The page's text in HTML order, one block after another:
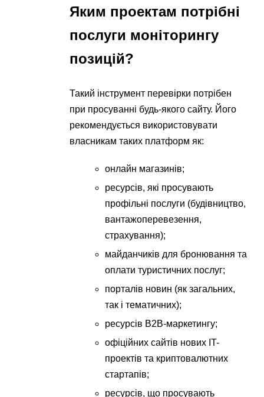
Яким проектам потрібні
послуги моніторингу
позицій?
Такий інструмент перевірки потрібен
при просуванні будь-якого сайту. Його
рекомендується використовувати
власникам таких платформ як:
онлайн магазинів;
ресурсів, які просувають
профільні послуги (будівництво,
вантажоперевезення,
страхування);
майданчиків для бронювання та
оплати туристичних послуг;
порталів новин (як загальних,
так і тематичних);
ресурсів B2B-маркетингу;
офіційних сайтів нових IT-
проектів та криптовалютних
стартапів;
ресурсів, що просувають